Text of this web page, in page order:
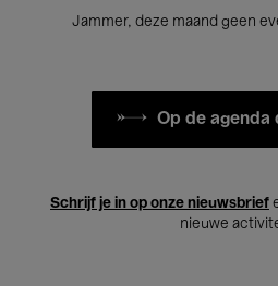
Jammer, deze maand geen
Op de agenda
Schrijf je in op onze nieuwsbrief
nieuwe